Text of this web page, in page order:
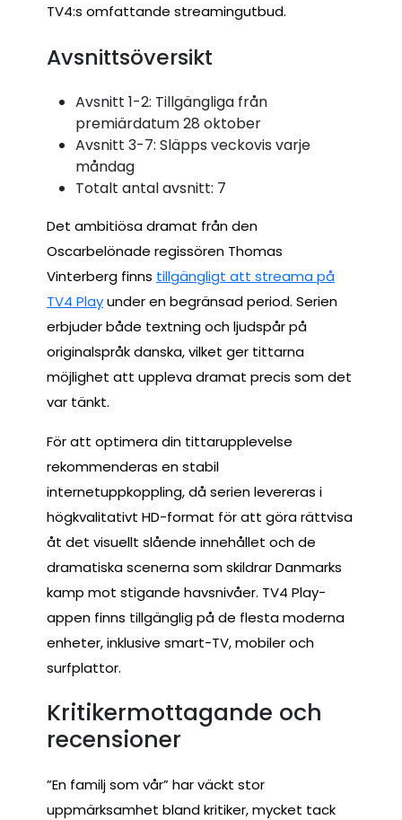
TV4:s omfattande streamingutbud.
Avsnittsöversikt
Avsnitt 1-2: Tillgängliga från
premiärdatum 28 oktober
Avsnitt 3-7: Släpps veckovis varje
måndag
Totalt antal avsnitt: 7
Det ambitiösa dramat från den
Oscarbelönade regissören Thomas
Vinterberg finns tillgängligt att streama på
TV4 Playunder en begränsad period. Serien
erbjuder både textning och ljudspår på
originalspråk danska, vilket ger tittarna
möjlighet att uppleva dramat precis som det
var tänkt.
För att optimera din tittarupplevelse
rekommenderas en stabil
internetuppkoppling, då serien levereras i
högkvalitativt HD-format för att göra rättvisa
åt det visuellt slående innehållet och de
dramatiska scenerna som skildrar Danmarks
kamp mot stigande havsnivåer. TV4 Play-
appen finns tillgänglig på de flesta moderna
enheter, inklusive smart-TV, mobiler och
surfplattor.
Kritikermottagande och
recensioner
”En familj som vår” har väckt stor
uppmärksamhet bland kritiker, mycket tack